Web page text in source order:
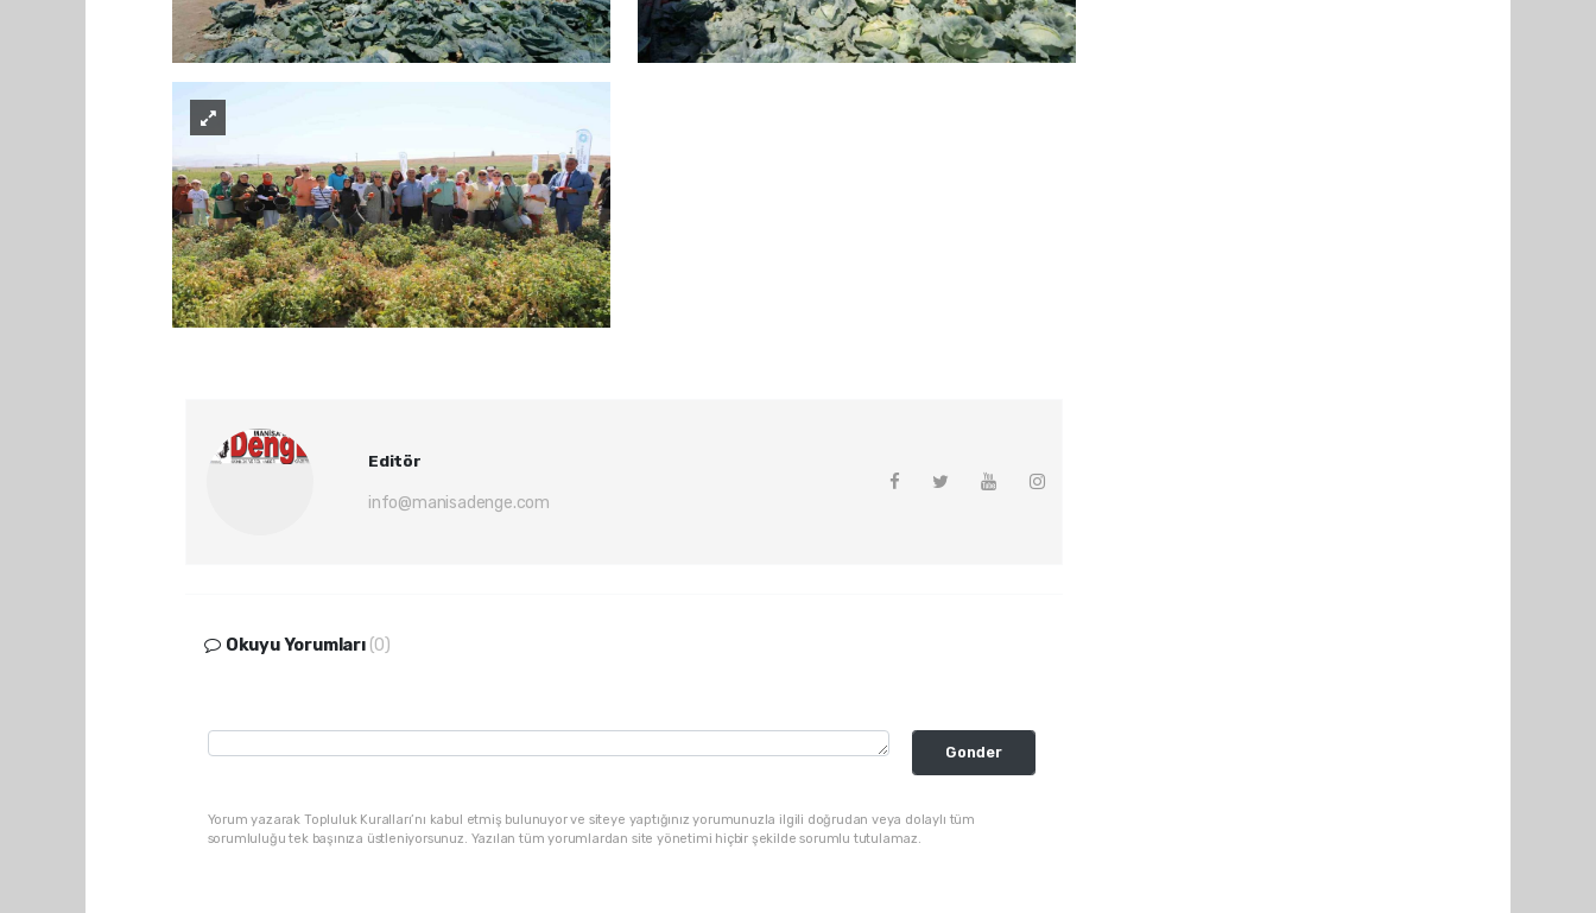
Editör
info@manisadenge.com
Okuyu Yorumları (0)
Gonder
Yorum yazarak Topluluk Kuralları’nı kabul etmiş bulunuyor ve siteye yaptığınız yorumunuzla ilgili doğrudan veya dolaylı tüm
sorumluluğu tek başınıza üstleniyorsunuz. Yazılan tüm yorumlardan site yönetimi hiçbir şekilde sorumlu tutulamaz.